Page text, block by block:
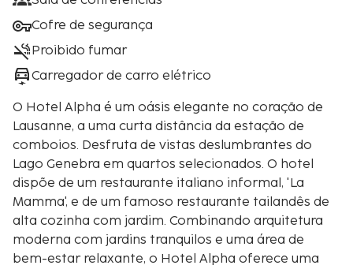
Cofre de segurança
Proibido fumar
Carregador de carro elétrico
O Hotel Alpha é um oásis elegante no coração de
Lausanne, a uma curta distância da estação de
comboios. Desfruta de vistas deslumbrantes do
Lago Genebra em quartos selecionados. O hotel
dispõe de um restaurante italiano informal, 'La
Mamma', e de um famoso restaurante tailandês de
alta cozinha com jardim. Combinando arquitetura
moderna com jardins tranquilos e uma área de
bem-estar relaxante, o Hotel Alpha oferece uma